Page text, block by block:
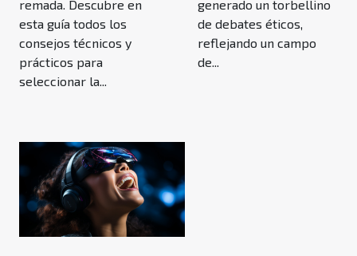
remada. Descubre en
esta guía todos los
consejos técnicos y
prácticos para
seleccionar la...
generado un torbellino
de debates éticos,
reflejando un campo
de...